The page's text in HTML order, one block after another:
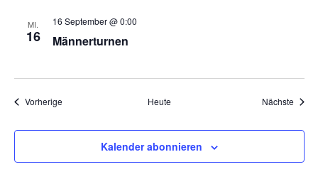
MI.
16 Männerturnen
16 September @ 0:00
VorherigeVeranstaltungen Heute Nächste
Kalender abonnieren